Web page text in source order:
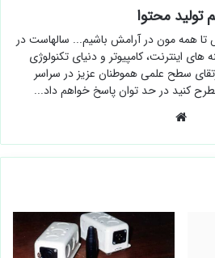
تولید محتوا
همه مون در آرامش باشیم... سالهاست در
های اینترنت، کامپیوتر و دنیای تکنولوژی
سطح علمی هموطنان عزیز در سراسر
کنید در حد توان پاسخ خواهم داد...